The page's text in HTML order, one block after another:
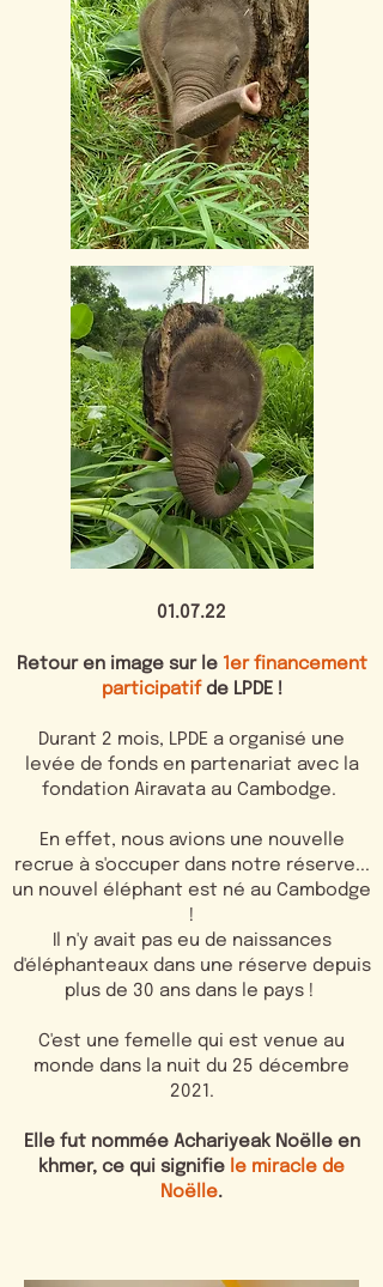
01.07.22
Retour en image sur le 1er financement
participatifde LPDE !
Durant 2 mois, LPDE a organisé une
levée de fonds en partenariat avec la
fondation Airavata au Cambodge.
En effet, nous avions une nouvelle
recrue à s'occuper dans notre réserve...
un nouvel éléphant est né au Cambodge
!
Il n'y avait pas eu de naissances
d'éléphanteaux dans une réserve depuis
plus de 30 ans dans le pays !
C'est une femelle qui est venue au
monde dans la nuit du 25 décembre
2021.
Elle fut nommée Achariyeak Noëlle en
khmer, ce qui signifie le miracle de
Noëlle.